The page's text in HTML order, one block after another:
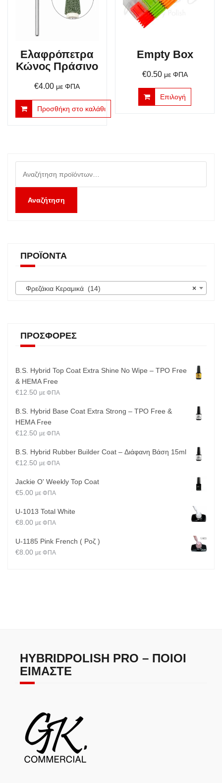
Ελαφρόπετρα
Κώνος Πράσινο
€4.00 με ΦΠΑ
Προσθήκη στο καλάθι
Empty Box
€0.50 με ΦΠΑ
Επιλογή
για:
Αναζήτηση
ΠΡΟΪΌΝΤΑ
×
Φρεζάκια Κεραμικά (14)
ΠΡΟΣΦΟΡΈΣ
B.S. Hybrid Top Coat Extra Shine No Wipe – TPO Free
& HEMA Free
€12.50 με ΦΠΑ
B.S. Hybrid Base Coat Extra Strong – TPO Free &
HEMA Free
€12.50 με ΦΠΑ
B.S. Hybrid Rubber Builder Coat – Διάφανη Βάση 15ml
€12.50 με ΦΠΑ
Jackie O' Weekly Top Coat
€5.00 με ΦΠΑ
U-1013 Total White
€8.00 με ΦΠΑ
U-1185 Pink French ( Ροζ )
€8.00 με ΦΠΑ
HYBRIDPOLISH PRO – ΠΟΙΟΙ
ΕΊΜΑΣΤΕ